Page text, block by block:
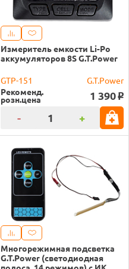
Измеритель емкости Li-Po
аккумуляторов 8S G.T.Power
GTP-151
G.T.Power
Рекоменд.
розн.цена 1 390 o
- +
Многорежимная подсветка
G.T.Power (светодиодная